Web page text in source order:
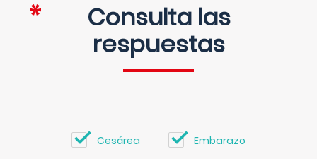
Consulta las
respuestas
Cesárea Embarazo